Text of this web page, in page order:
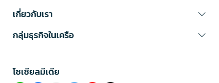
เกี่ยวกับเรา
กลุ่มธุรกิจในเครือ
โซเซียลมีเดีย​